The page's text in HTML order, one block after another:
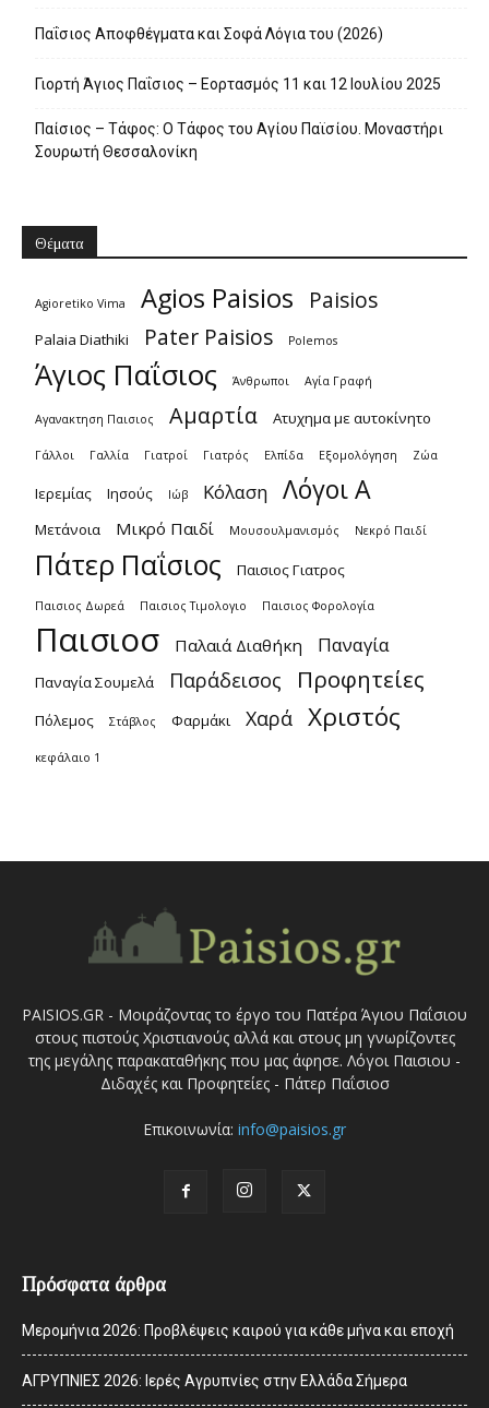
Παΐσιος Αποφθέγματα και Σοφά Λόγια του (2026)
Γιορτή Άγιος Παΐσιος – Εορτασμός 11 και 12 Ιουλίου 2025
Παίσιος – Τάφος: Ο Τάφος του Αγίου Παϊσίου. Μοναστήρι
Σουρωτή Θεσσαλονίκη
Θέματα
Agioretiko Vima Agios Paisios Paisios
Palaia Diathiki Pater Paisios Polemos
Άγιος Παΐσιος Άνθρωποι Αγία Γραφή
Αγανακτηση Παισιος Αμαρτία Ατυχημα με αυτοκίνητο
Γάλλοι Γαλλία Γιατροί Γιατρός Ελπίδα Εξομολόγηση Ζώα
Ιερεμίας Ιησούς Ιώβ Κόλαση Λόγοι Α
Μετάνοια Μικρό Παιδί Μουσουλμανισμός Νεκρό Παιδί
Πάτερ Παΐσιος Παισιος Γιατρος
Παισιος Δωρεά Παισιος Τιμολογιο Παισιος Φορολογία
Παισιοσ Παλαιά Διαθήκη Παναγία
Παναγία Σουμελά Παράδεισος Προφητείες
Πόλεμος Στάβλος Φαρμάκι Χαρά Χριστός
κεφάλαιο 1
PAISIOS.GR - Μοιράζοντας το έργο του Πατέρα Άγιου Παΐσιου
στους πιστούς Χριστιανούς αλλά και στους μη γνωρίζοντες
της μεγάλης παρακαταθήκης που μας άφησε. Λόγοι Παισιου -
Διδαχές και Προφητείες - Πάτερ Παΐσιοσ
Επικοινωνία: info@paisios.gr
Πρόσφατα άρθρα
Μερομήνια 2026: Προβλέψεις καιρού για κάθε μήνα και εποχή
ΑΓΡΥΠΝΙΕΣ 2026: Ιερές Αγρυπνίες στην Ελλάδα Σήμερα